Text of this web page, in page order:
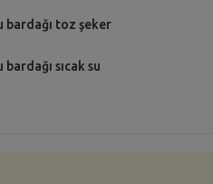
bardağı toz şeker
bardağı sıcak su